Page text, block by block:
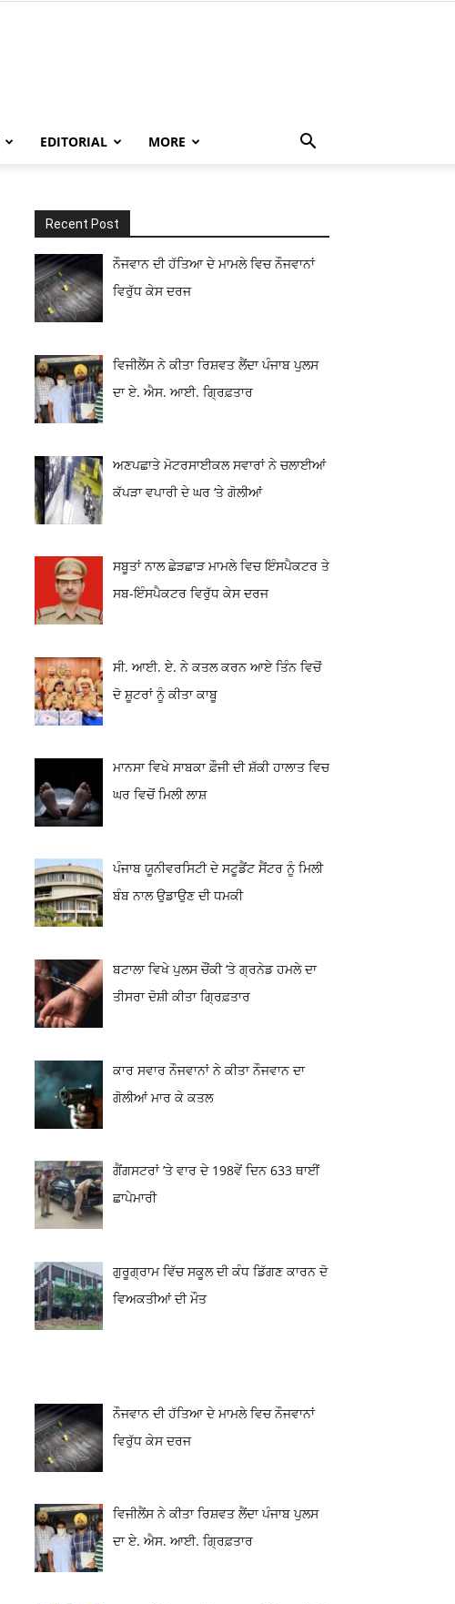
EDITORIAL MORE
Recent Post
ਨੌਜਵਾਨ ਦੀ ਹੱਤਿਆ ਦੇ ਮਾਮਲੇ ਵਿਚ ਨੌਜਵਾਨਾਂ
ਵਿਰੁੱਧ ਕੇਸ ਦਰਜ
ਵਿਜੀਲੈਂਸ ਨੇ ਕੀਤਾ ਰਿਸ਼ਵਤ ਲੈਂਦਾ ਪੰਜਾਬ ਪੁਲਸ
ਦਾ ਏ. ਐਸ. ਆਈ. ਗ੍ਰਿਫ਼ਤਾਰ
ਅਣਪਛਾਤੇ ਮੋਟਰਸਾਈਕਲ ਸਵਾਰਾਂ ਨੇ ਚਲਾਈਆਂ
ਕੱਪੜਾ ਵਪਾਰੀ ਦੇ ਘਰ ‘ਤੇ ਗੋਲੀਆਂ
ਸਬੂਤਾਂ ਨਾਲ ਛੇੜਛਾੜ ਮਾਮਲੇ ਵਿਚ ਇੰਸਪੈਕਟਰ ਤੇ
ਸਬ-ਇੰਸਪੈਕਟਰ ਵਿਰੁੱਧ ਕੇਸ ਦਰਜ
ਸੀ. ਆਈ. ਏ. ਨੇ ਕਤਲ ਕਰਨ ਆਏ ਤਿੰਨ ਵਿਚੋਂ
ਦੋ ਸ਼ੂਟਰਾਂ ਨੂੰ ਕੀਤਾ ਕਾਬੂ
ਮਾਨਸਾ ਵਿਖੇ ਸਾਬਕਾ ਫ਼ੌਜੀ ਦੀ ਸ਼ੱਕੀ ਹਾਲਾਤ ਵਿਚ
ਘਰ ਵਿਚੋਂ ਮਿਲੀ ਲਾਸ਼
ਪੰਜਾਬ ਯੂਨੀਵਰਸਿਟੀ ਦੇ ਸਟੂਡੈਂਟ ਸੈਂਟਰ ਨੂੰ ਮਿਲੀ
ਬੰਬ ਨਾਲ ਉਡਾਉਣ ਦੀ ਧਮਕੀ
ਬਟਾਲਾ ਵਿਖੇ ਪੁਲਸ ਚੌਂਕੀ ‘ਤੇ ਗ੍ਰਨੇਡ ਹਮਲੇ ਦਾ
ਤੀਸਰਾ ਦੋਸ਼ੀ ਕੀਤਾ ਗ੍ਰਿਫ਼ਤਾਰ
ਕਾਰ ਸਵਾਰ ਨੌਜਵਾਨਾਂ ਨੇ ਕੀਤਾ ਨੌਜਵਾਨ ਦਾ
ਗੋਲੀਆਂ ਮਾਰ ਕੇ ਕਤਲ
ਗੈਂਗਸਟਰਾਂ ’ਤੇ ਵਾਰ ਦੇ 198ਵੇਂ ਦਿਨ 633 ਥਾਈਂ
ਛਾਪੇਮਾਰੀ
ਗੁਰੂਗ੍ਰਾਮ ਵਿੱਚ ਸਕੂਲ ਦੀ ਕੰਧ ਡਿੱਗਣ ਕਾਰਨ ਦੋ
ਵਿਅਕਤੀਆਂ ਦੀ ਮੌਤ
ਨੌਜਵਾਨ ਦੀ ਹੱਤਿਆ ਦੇ ਮਾਮਲੇ ਵਿਚ ਨੌਜਵਾਨਾਂ
ਵਿਰੁੱਧ ਕੇਸ ਦਰਜ
ਵਿਜੀਲੈਂਸ ਨੇ ਕੀਤਾ ਰਿਸ਼ਵਤ ਲੈਂਦਾ ਪੰਜਾਬ ਪੁਲਸ
ਦਾ ਏ. ਐਸ. ਆਈ. ਗ੍ਰਿਫ਼ਤਾਰ